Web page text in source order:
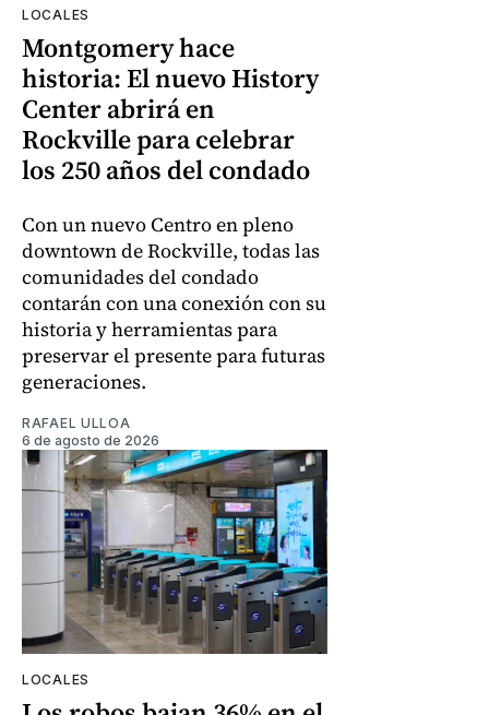
LOCALES
Montgomery hace
historia: El nuevo History
Center abrirá en
Rockville para celebrar
los 250 años del condado
Con un nuevo Centro en pleno
downtown de Rockville, todas las
comunidades del condado
contarán con una conexión con su
historia y herramientas para
preservar el presente para futuras
generaciones.
RAFAEL ULLOA
6 de agosto de 2026
LOCALES